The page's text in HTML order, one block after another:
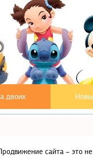
двоих
сайта – это